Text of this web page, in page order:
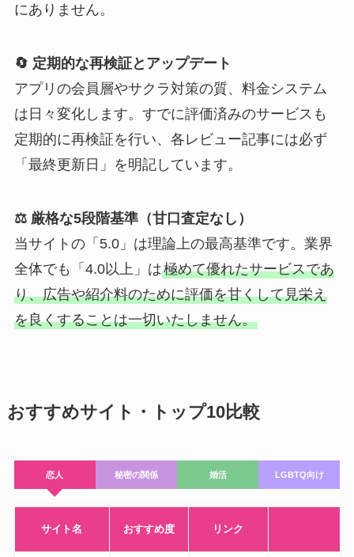
にありません。
🔄 定期的な再検証とアップデート
アプリの会員層やサクラ対策の質、料金システム
は日々変化します。すでに評価済みのサービスも
定期的に再検証を行い、各レビュー記事には必ず
「最終更新日」を明記しています。
⚖️ 厳格な5段階基準（甘口査定なし）
当サイトの「5.0」は理論上の最高基準です。業界
全体でも「4.0以上」は極めて優れたサービスであ
り、広告や紹介料のために評価を甘くして見栄え
を良くすることは一切いたしません。
おすすめサイト・トップ10比較
恋人 秘密の関係 婚活 LGBTQ向け
サイト名 おすすめ度 リンク